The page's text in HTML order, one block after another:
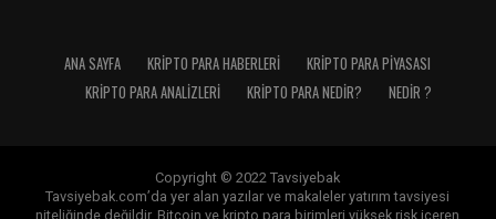
ANA SAYFA KRIPTO PARA HABERLERI
KRIPTO PARA PIYASASI
KRIPTO PARA ANALIZLERI
KRIPTO PARA NEDIR? NEDIR ?
Copyright © 2022 Tavsiyebak
Tavsiyebak.com’da yer alan yazılar ve makaleler yatırım tavsiyesi
niteliğinde değildir. Bitcoin ve kripto para birimleri yüksek risk içeren